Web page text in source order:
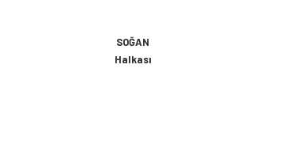
SOĞAN
Halkası